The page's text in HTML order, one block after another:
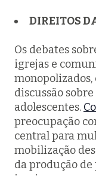
DIREITOS
Os debates
igrejas e
discussão
adolescentes.
preocupação
central para
mobilização
da produção